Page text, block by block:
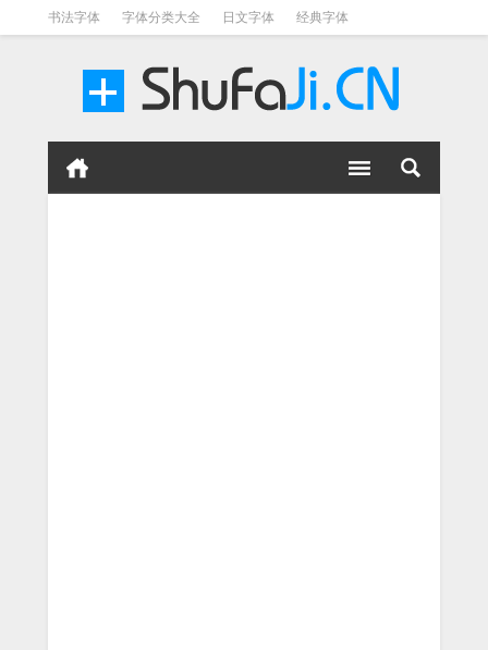
书法字体 字体分类大全 日文字体 经典字体